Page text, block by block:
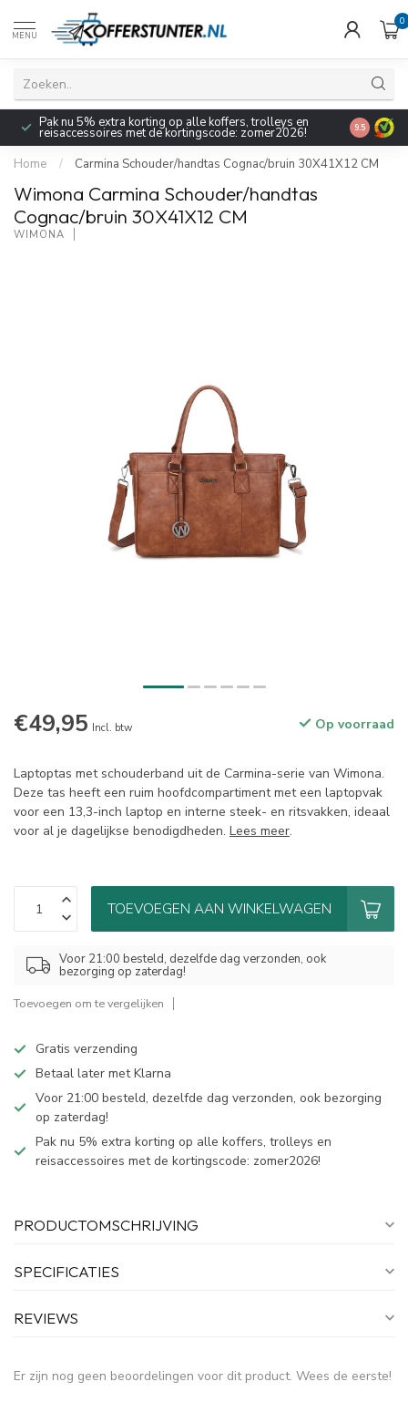
MENU
0
Pak nu 5% extra korting op alle koffers, trolleys en
reisaccessoires met de kortingscode: zomer2026! 9.5
Home / Carmina Schouder/handtas Cognac/bruin 30X41X12 CM
Wimona Carmina Schouder/handtas
Cognac/bruin 30X41X12 CM
WIMONA
€49,95 Incl. btw Op voorraad
Laptoptas met schouderband uit de Carmina-serie van Wimona.
Deze tas heeft een ruim hoofdcompartiment met een laptopvak
voor een 13,3-inch laptop en interne steek- en ritsvakken, ideaal
voor al je dagelijkse benodigdheden. Lees meer.
TOEVOEGEN AAN WINKELWAGEN
Voor 21:00 besteld, dezelfde dag verzonden, ook
bezorging op zaterdag!
Toevoegen om te vergelijken
Gratis verzending
Betaal later met Klarna
Voor 21:00 besteld, dezelfde dag verzonden, ook bezorging
op zaterdag!
Pak nu 5% extra korting op alle koffers, trolleys en
reisaccessoires met de kortingscode: zomer2026!
PRODUCTOMSCHRIJVING
SPECIFICATIES
REVIEWS
Er zijn nog geen beoordelingen voor dit product. Wees de eerste!